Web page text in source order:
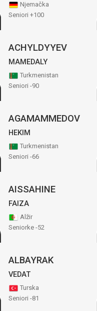
Njemačka
Seniori +100
ACHYLDYYEV
MAMEDALY
Turkmenistan
Seniori -90
AGAMAMMEDOV
HEKIM
Turkmenistan
Seniori -66
AISSAHINE
FAIZA
Alžir
Seniorke -52
ALBAYRAK
VEDAT
Turska
Seniori -81